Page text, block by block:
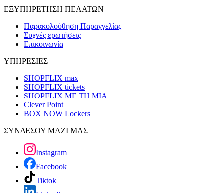
ΕΞΥΠΗΡΕΤΗΣΗ ΠΕΛΑΤΩΝ
Παρακολούθηση Παραγγελίας
Συχνές ερωτήσεις
Επικοινωνία
ΥΠΗΡΕΣΙΕΣ
SHOPFLIX max
SHOPFLIX tickets
SHOPFLIX ΜΕ ΤΗ ΜΙΑ
Clever Point
BOX NOW Lockers
ΣΥΝΔΕΣΟΥ ΜΑΖΙ ΜΑΣ
Instagram
Facebook
Tiktok